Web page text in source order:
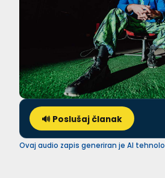
🔊 Poslušaj članak
Ovaj audio zapis generiran je AI